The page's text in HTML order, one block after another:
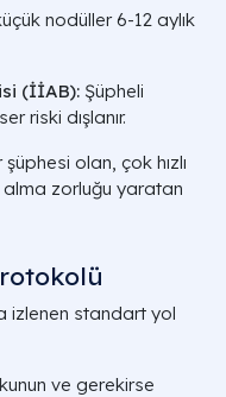
nodüller 6-12 aylık
(İİAB): Şüpheli
riski dışlanır.
olan, çok hızlı
zorluğu yaratan
izlenen standart yol
ve gerekirse